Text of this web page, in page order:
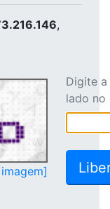
,
Digite
lado no